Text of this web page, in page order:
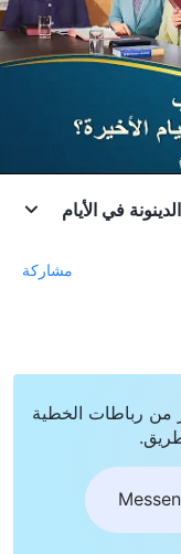
في الأيام
مشاركة
من رباطات الخطية